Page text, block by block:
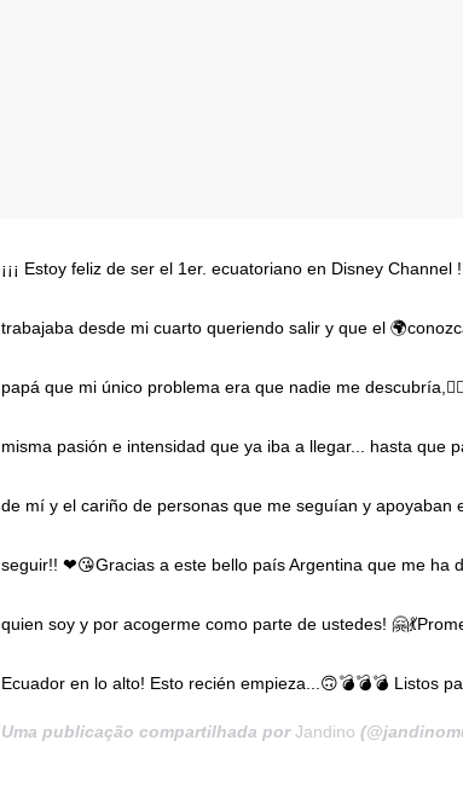
¡¡¡ Estoy feliz de ser el 1er. ecuatoriano en Disney
trabajaba desde mi cuarto queriendo salir y que el
papá que mi único problema era que nadie me
misma pasión e intensidad que ya iba a llegar... hasta que
de mí y el cariño de personas que me seguían y apoyaban
seguir!! ❤😘Gracias a este bello país Argentina que me ha
quien soy y por acogerme como parte de ustedes!
Ecuador en lo alto! Esto recién empieza...🙃💣💣💣 Listos
Uma publicação compartilhada porJandino